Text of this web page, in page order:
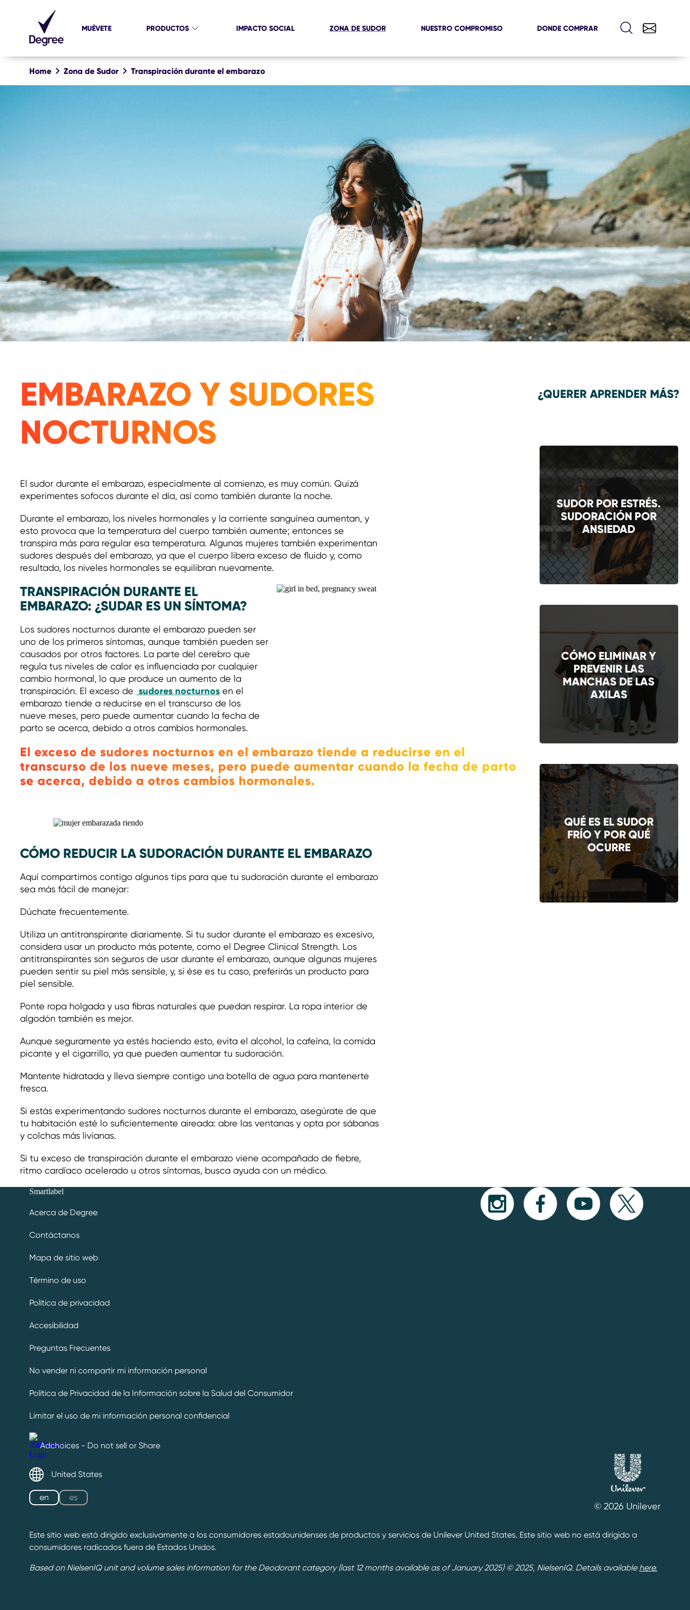
MUÉVETE PRODUCTOS IMPACTO SOCIAL ZONA DE SUDOR NUESTRO COMPROMISO DONDE COMPRAR
Home Zona de Sudor Transpiración durante el embarazo
¿QUERER APRENDER MÁS?
SUDOR POR ESTRÉS.
SUDORACIÓN POR
ANSIEDAD
CÓMO ELIMINAR Y
PREVENIR LAS
MANCHAS DE LAS
AXILAS
QUÉ ES EL SUDOR
FRÍO Y POR QUÉ
OCURRE
EMBARAZO Y SUDORES
NOCTURNOS
El sudor durante el embarazo, especialmente al comienzo, es muy común. Quizá
experimentes sofocos durante el día, así como también durante la noche.
Durante el embarazo, los niveles hormonales y la corriente sanguínea aumentan, y
esto provoca que la temperatura del cuerpo también aumente; entonces se
transpira más para regular esa temperatura. Algunas mujeres también experimentan
sudores después del embarazo, ya que el cuerpo libera exceso de fluido y, como
resultado, los niveles hormonales se equilibran nuevamente.
TRANSPIRACIÓN DURANTE EL
EMBARAZO: ¿SUDAR ES UN SÍNTOMA?
Los sudores nocturnos durante el embarazo pueden ser
uno de los primeros síntomas, aunque también pueden ser
causados por otros factores. La parte del cerebro que
regula tus niveles de calor es influenciada por cualquier
cambio hormonal, lo que produce un aumento de la
transpiración. El exceso de sudores nocturnos en el
embarazo tiende a reducirse en el transcurso de los
nueve meses, pero puede aumentar cuando la fecha de
parto se acerca, debido a otros cambios hormonales.
El exceso de sudores nocturnos en el embarazo tiende a reducirse en el
transcurso de los nueve meses, pero puede aumentar cuando la fecha de parto
se acerca, debido a otros cambios hormonales.
CÓMO REDUCIR LA SUDORACIÓN DURANTE EL EMBARAZO
Aquí compartimos contigo algunos tips para que tu sudoración durante el embarazo
sea más fácil de manejar:
Dúchate frecuentemente.
Utiliza un antitranspirante diariamente. Si tu sudor durante el embarazo es excesivo,
considera usar un producto más potente, como el Degree Clinical Strength. Los
antitranspirantes son seguros de usar durante el embarazo, aunque algunas mujeres
pueden sentir su piel más sensible, y, si ése es tu caso, preferirás un producto para
piel sensible.
Ponte ropa holgada y usa fibras naturales que puedan respirar. La ropa interior de
algodón también es mejor.
Aunque seguramente ya estés haciendo esto, evita el alcohol, la cafeína, la comida
picante y el cigarrillo, ya que pueden aumentar tu sudoración.
Mantente hidratada y lleva siempre contigo una botella de agua para mantenerte
fresca.
Si estás experimentando sudores nocturnos durante el embarazo, asegúrate de que
tu habitación esté lo suficientemente aireada: abre las ventanas y opta por sábanas
y colchas más livianas.
Si tu exceso de transpiración durante el embarazo viene acompañado de fiebre,
ritmo cardíaco acelerado u otros síntomas, busca ayuda con un médico.
Smartlabel
Acerca de Degree
Contáctanos
Mapa de sitio web
Término de uso
Política de privacidad
Accesibilidad
Preguntas Frecuentes
No vender ni compartir mi información personal
Política de Privacidad de la Información sobre la Salud del Consumidor
Limitar el uso de mi información personal confidencial
Adchoices - Do not sell or Share
United States
en es
© 2026 Unilever
Este sitio web está dirigido exclusivamente a los consumidores estadounidenses de productos y servicios de Unilever United States. Este sitio web no está dirigido a
consumidores radicados fuera de Estados Unidos.
Based on NielsenIQ unit and volume sales information for the Deodorant category (last 12 months available as of January 2025) © 2025, NielsenIQ. Details available here.